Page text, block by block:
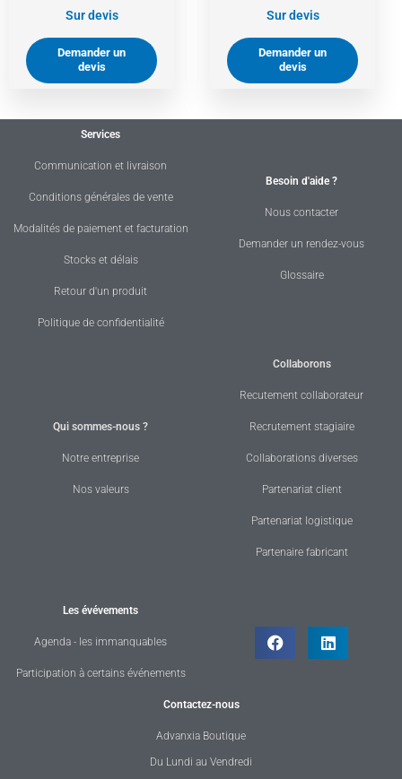
Sur devis
Demander un
devis
Sur devis
Demander un
devis
Services
Communication et livraison
Conditions générales de vente
Modalités de paiement et facturation
Stocks et délais
Retour d'un produit
Politique de confidentialité
Besoin d'aide ?
Nous contacter
Demander un rendez-vous
Glossaire
Qui sommes-nous ?
Notre entreprise
Nos valeurs
Collaborons
Recutement collaborateur
Recrutement stagiaire
Collaborations diverses
Partenariat client
Partenariat logistique
Partenaire fabricant
Les évévements
Agenda - les immanquables
Participation à certains événements
Contactez-nous
Advanxia Boutique
Du Lundi au Vendredi